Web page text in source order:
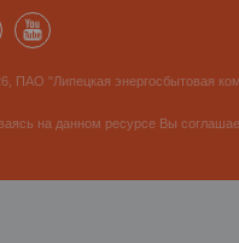
ПАО "Липецкая энергосбытовая
на данном ресурсе Вы